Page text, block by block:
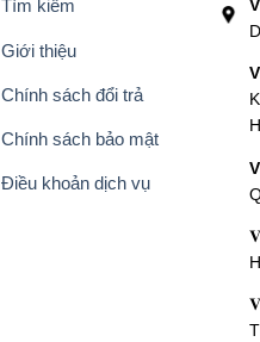
Tìm kiếm
Giới thiệu
Chính sách đổi trả
Chính sách bảo mật
Điều khoản dịch vụ